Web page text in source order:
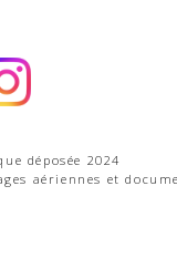
déposée 2024
aériennes et